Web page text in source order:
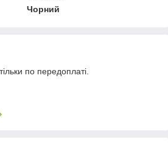
Чорний
по передоплаті.